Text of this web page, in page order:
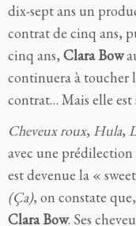
dix-sept ans un
contrat de cinq ans,
cinq ans, Clara Bow
continuera à toucher
contrat… Mais elle est
Cheveux roux, Hula,
avec une
est devenue la «
(Ça), on constate
Clara Bow. Ses